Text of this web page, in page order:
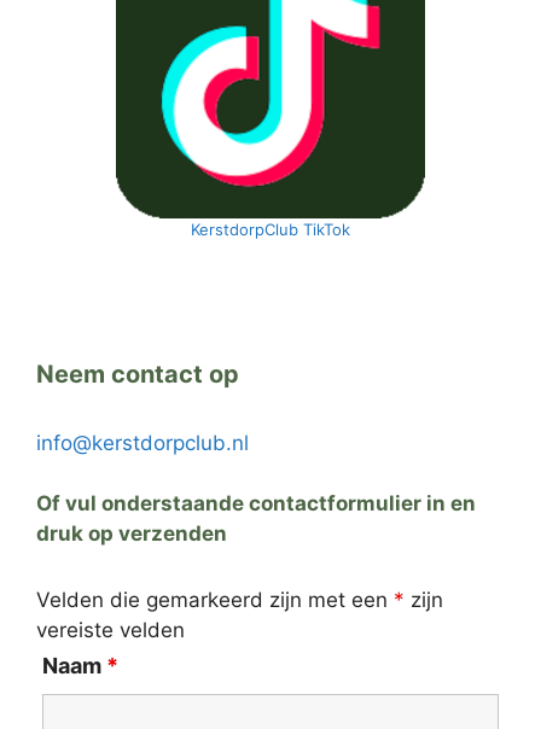
KerstdorpClub TikTok
Neem contact op
info@kerstdorpclub.nl
Of vul onderstaande contactformulier in en
druk op verzenden
Velden die gemarkeerd zijn met een * zijn
vereiste velden
Naam *